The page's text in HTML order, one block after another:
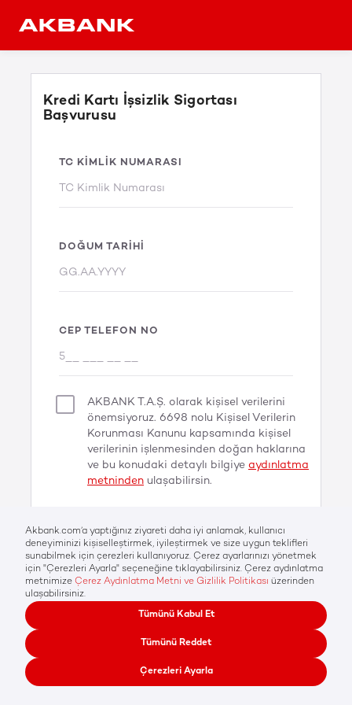
Kredi Kartı İşsizlik Sigortası
Başvurusu
TC KIMLIK NUMARASI
DOĞUM TARIHI
CEP TELEFON NO
AKBANK T.A.Ş. olarak kişisel verilerini
önemsiyoruz. 6698 nolu Kişisel Verilerin
Korunması Kanunu kapsamında kişisel
verilerinin işlenmesinden doğan haklarına
ve bu konudaki detaylı bilgiye aydınlatma
metninden ulaşabilirsin.
Gönder
Her hakkı Akbank T.A.Ş'ye aittir © 2026